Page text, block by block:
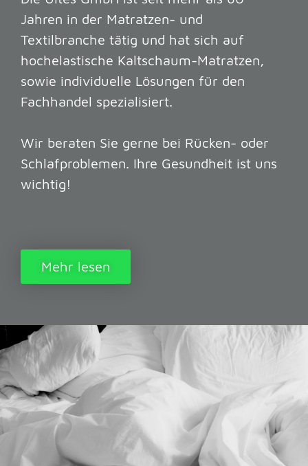
Jahren in der Matratzen- und
Textilbranche tätig und hat sich auf
hochelastische Kaltschaum-Matratzen,
sowie individuelle Lösungen für den
Fachhandel spezialisiert.
Wir beraten Sie gerne bei Rücken- oder
Schlafproblemen. Ihre Gesundheit ist uns
wichtig!
Mehr lesen